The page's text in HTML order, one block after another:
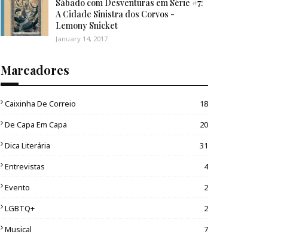
Sábado com Desventuras em Série #7:
A Cidade Sinistra dos Corvos -
Lemony Snicket
January 14, 2017
Marcadores
Caixinha De Correio
18
De Capa Em Capa
20
Dica Literária
31
Entrevistas
4
Evento
2
LGBTQ+
2
Musical
7